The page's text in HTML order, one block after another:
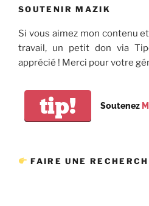
SOUTENIR MAZIK
Si vous aimez mon contenu
travail, un petit don via
apprécié ! Merci pour votre
tip! Soutenez
FAIRE UNE